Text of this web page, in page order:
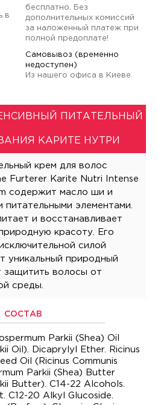
в
бесплатно. Без
дополнительных комиссий
за наложенный платеж при
полной предоплате!
Самовывоз (временно
недоступен)
Из нашего офиса в Киеве.
ПИТАТЕЛЬНЫЙ
КАРИТЕ НУТРИ
крем для волос
Furterer Karite Nutri Intense
содержит масло ши и
питательными элементами.
и восстанавливает
красоту. Его
силой
уникальный природный
защитить волосы от
среды.
СОСТАВ
Parkii (Shea) Oil
Oil). Dicaprylyl Ether. Ricinus
Oil (Ricinus Communis
Parkii (Shea) Butter
Butter). C14-22 Alcohols.
C12-20 Alkyl Glucoside.